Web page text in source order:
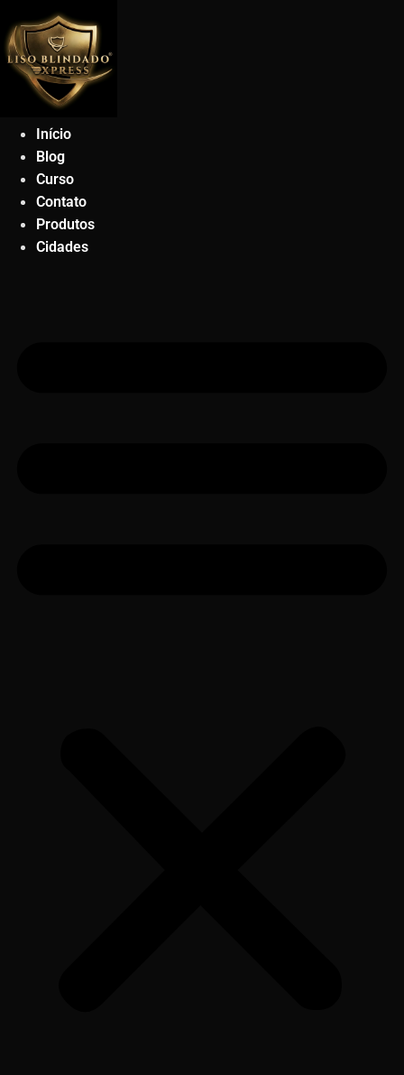
para
o
conteúdo
Início
Blog
Curso
Contato
Produtos
Cidades